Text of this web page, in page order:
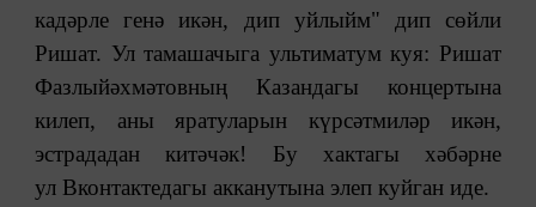
кадәрле генә икән, дип уйлыйм" дип сөйли
Ришат. Ул тамашачыга ультиматум куя: Ришат
Фазлыйәхмәтовның Казандагы концертына
килеп, аны яратуларын күрсәтмиләр икән,
эстрададан китәчәк! Бу хактагы хәбәрне
ул Вконтактедагы акканутына элеп куйган иде.